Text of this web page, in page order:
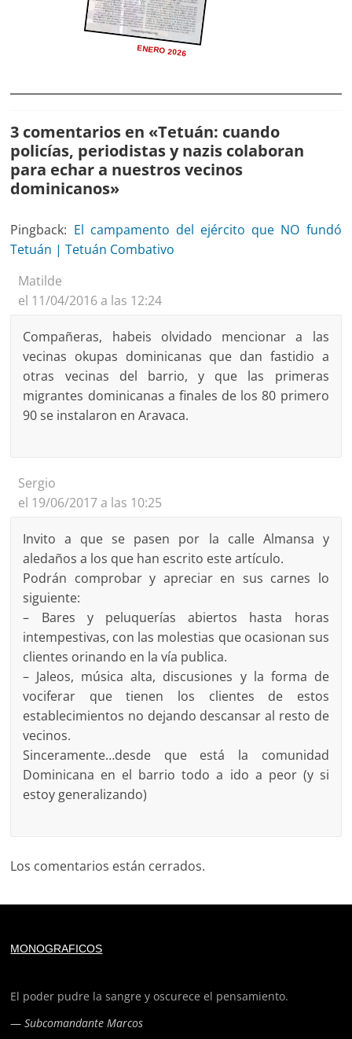
ENERO 2026
3 comentarios en «Tetuán: cuando
policías, periodistas y nazis colaboran
para echar a nuestros vecinos
dominicanos»
Pingback: El campamento del ejército que NO fundó
Tetuán | Tetuán Combativo
Matilde
el 11/04/2016 a las 12:24
Compañeras, habeis olvidado mencionar a las
vecinas okupas dominicanas que dan fastidio a
otras vecinas del barrio, y que las primeras
migrantes dominicanas a finales de los 80 primero
90 se instalaron en Aravaca.
Sergio
el 19/06/2017 a las 10:25
Invito a que se pasen por la calle Almansa y
aledaños a los que han escrito este artículo.
Podrán comprobar y apreciar en sus carnes lo
siguiente:
– Bares y peluquerías abiertos hasta horas
intempestivas, con las molestias que ocasionan sus
clientes orinando en la vía publica.
– Jaleos, música alta, discusiones y la forma de
vociferar que tienen los clientes de estos
establecimientos no dejando descansar al resto de
vecinos.
Sinceramente…desde que está la comunidad
Dominicana en el barrio todo a ido a peor (y si
estoy generalizando)
Los comentarios están cerrados.
MONOGRAFICOS
El poder pudre la sangre y oscurece el pensamiento.
—Subcomandante Marcos
of type string is deprecated in
rgpd/lib/vendor/Mustache/Tokenizer.phpon line
Deprecated: trim(): Passing null to parameter #1 ($string)